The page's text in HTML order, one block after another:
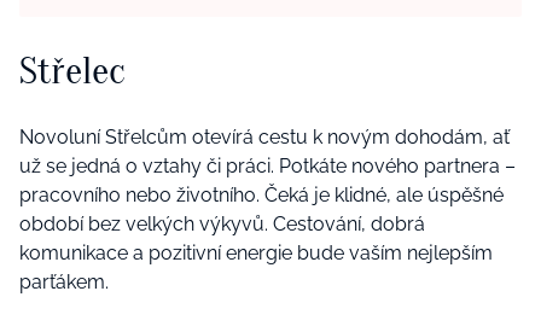
Střelec
Novoluní Střelcům otevírá cestu k novým dohodám, ať
už se jedná o vztahy či práci. Potkáte nového partnera –
pracovního nebo životního. Čeká je klidné, ale úspěšné
období bez velkých výkyvů. Cestování, dobrá
komunikace a pozitivní energie bude vaším nejlepším
parťákem.